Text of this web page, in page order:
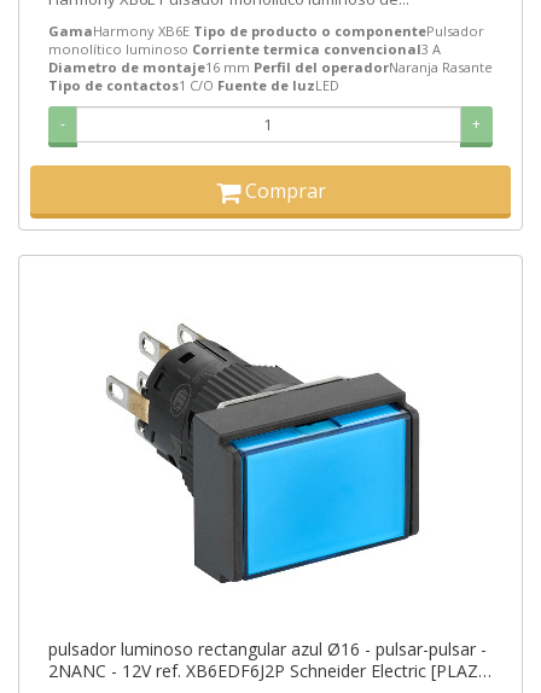
GamaHarmony XB6E Tipo de producto o componentePulsador
monolítico luminoso Corriente termica convencional3 A
Diametro de montaje16 mm Perfil del operadorNaranja Rasante
Tipo de contactos1 C/O Fuente de luzLED
- +
Comprar
pulsador luminoso rectangular azul Ø16 - pulsar-pulsar -
2NANC - 12V ref. XB6EDF6J2P Schneider Electric [PLAZO